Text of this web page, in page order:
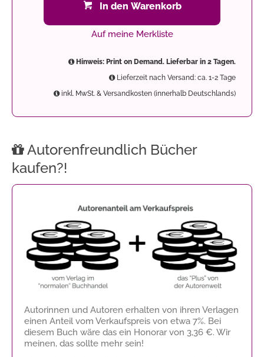
In den Warenkorb
Auf meine Merkliste
Hinweis: Print on Demand. Lieferbar in 2 Tagen.
Lieferzeit nach Versand: ca. 1-2 Tage
inkl. MwSt. & Versandkosten (innerhalb Deutschlands)
Autorenfreundlich Bücher
kaufen?!
Autorinnen und Autoren erhalten von ihren Verlagen
einen Anteil vom Verkaufspreis von etwa 7%. Bei
diesem Buch wäre das ein Honorar von 3,36 €. Wir
meinen, das sollte mehr sein!